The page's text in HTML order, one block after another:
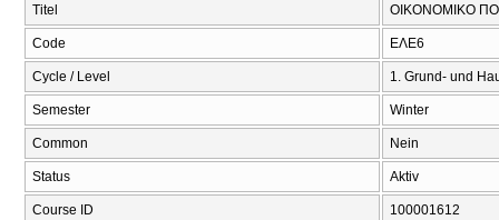
Titel ΟΙΚΟΝΟΜΙΚΟ
Code ΕΛΕ6
Cycle / Level 1. Grund- und
Semester Winter
Common Nein
Status Aktiv
Course ID 100001612